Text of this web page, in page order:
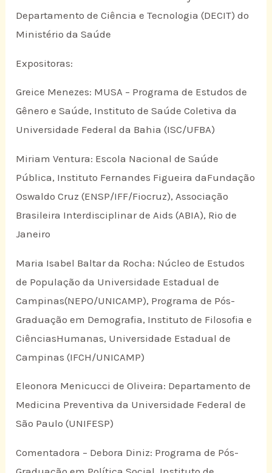
Departamento de Ciência e Tecnologia (DECIT) do
Ministério da Saúde
Expositoras:
Greice Menezes: MUSA – Programa de Estudos de
Gênero e Saúde, Instituto de Saúde Coletiva da
Universidade Federal da Bahia (ISC/UFBA)
Miriam Ventura: Escola Nacional de Saúde
Pública, Instituto Fernandes Figueira daFundação
Oswaldo Cruz (ENSP/IFF/Fiocruz), Associação
Brasileira Interdisciplinar de Aids (ABIA), Rio de
Janeiro
Maria Isabel Baltar da Rocha: Núcleo de Estudos
de População da Universidade Estadual de
Campinas(NEPO/UNICAMP), Programa de Pós-
Graduação em Demografia, Instituto de Filosofia e
CiênciasHumanas, Universidade Estadual de
Campinas (IFCH/UNICAMP)
Eleonora Menicucci de Oliveira: Departamento de
Medicina Preventiva da Universidade Federal de
São Paulo (UNIFESP)
Comentadora – Debora Diniz: Programa de Pós-